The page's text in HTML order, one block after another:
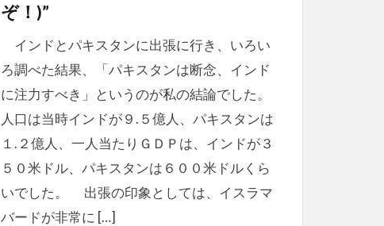
ぞ！)”
インドとパキスタンに出張に行き、いろい
ろ調べた結果、「パキスタンは断念、インド
に注力すべき」というのが私の結論でした。
人口は当時インドが９.５億人、パキスタンは
１.２億人、一人当たりＧＤＰは、インドが３
５０米ドル、パキスタンは６００米ドルくら
いでした。 出張の印象としては、イスラマ
バードが非常に […]